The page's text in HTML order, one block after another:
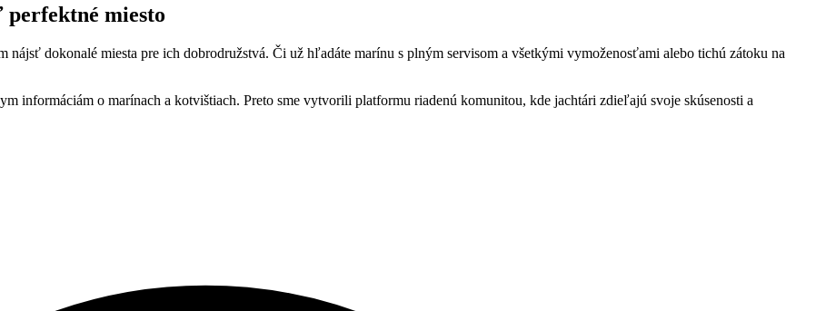
perfektné miesto
dokonalé miesta pre ich dobrodružstvá. Či už hľadáte marínu s plným servisom a všetkými vymoženosťami alebo tichú zátoku na
informáciám o marínach a kotvištiach. Preto sme vytvorili platformu riadenú komunitou, kde jachtári zdieľajú svoje skúsenosti a